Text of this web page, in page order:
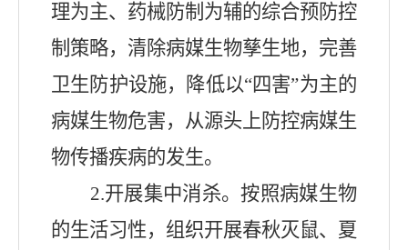
理为主、药械防制为辅的综合预防控
制策略，清除病媒生物孳生地，完善
卫生防护设施，降低以“四害”为主的
病媒生物危害，从源头上防控病媒生
物传播疾病的发生。
2.开展集中消杀。按照病媒生物
的生活习性，组织开展春秋灭鼠、夏